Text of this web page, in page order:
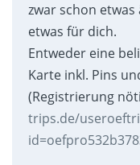
zwar schon
etwas für dich.
Entweder eine
Karte inkl. Pins
(Registrierung
trips.de/